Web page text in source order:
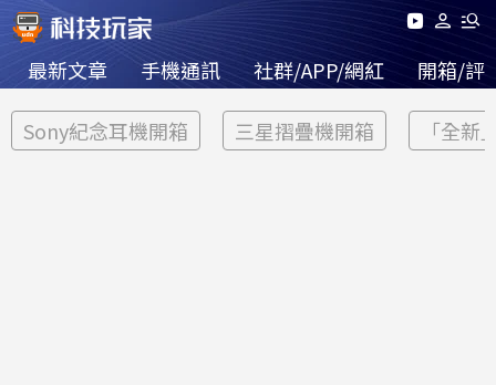
最新文章 手機通訊 社群/APP/網紅 開箱/評
Sony紀念耳機開箱 三星摺疊機開箱 「全新